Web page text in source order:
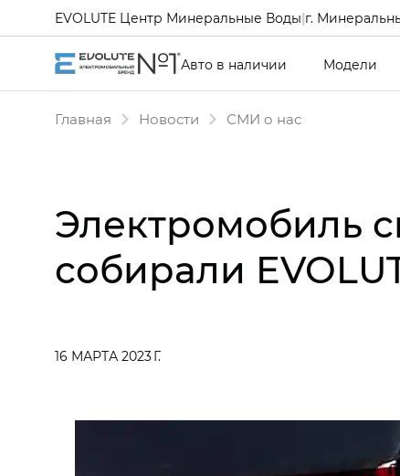
EVOLUTE Центр Минеральные Воды|г.
Авто в наличии Модели
Главная Новости СМИ о нас
Электромобиль
собирали
16 МАРТА 2023 Г.